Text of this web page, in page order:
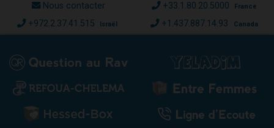
Nous contacter +33.1.80.20.5000 France
+972.2.37.41.515 Israël +1.437.887.14.93 Canada